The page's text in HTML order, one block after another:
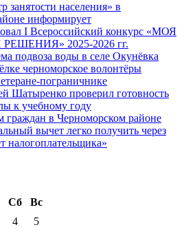
занятости населения» в
информирует
I Всероссийский конкурс «МОЯ
2025-2026 гг.
подвоза воды в селе Окунёвка
черноморское волонтёры
пограничнике
Шатыренко проверил готовность
к учебному году
граждан в Черноморском районе
вычет легко получить через
налогоплательщика»
Cб
Вс
4
5